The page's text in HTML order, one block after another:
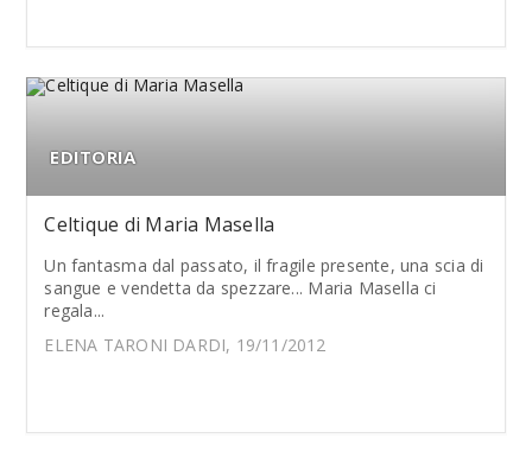
EDITORIA
Celtique di Maria Masella
Un fantasma dal passato, il fragile presente, una scia di
sangue e vendetta da spezzare... Maria Masella ci
regala...
ELENA TARONI DARDI, 19/11/2012